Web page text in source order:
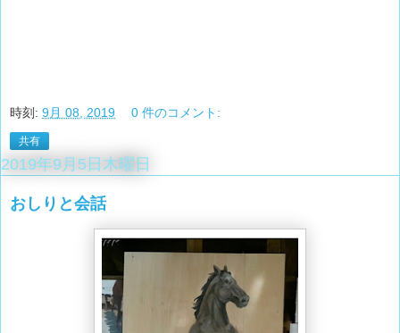
時刻: 9月 08, 2019 0 件のコメント:
共有
2019年9月5日木曜日
おしりと会話